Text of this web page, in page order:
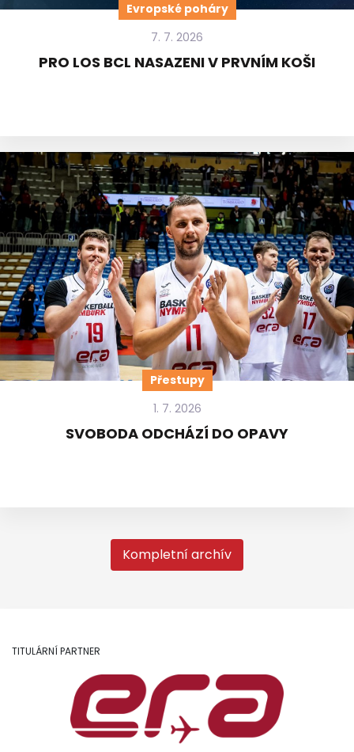
Evropské poháry
7. 7. 2026
PRO LOS BCL NASAZENI V PRVNÍM KOŠI
Přestupy
1. 7. 2026
SVOBODA ODCHÁZÍ DO OPAVY
Kompletní archív
TITULÁRNÍ PARTNER